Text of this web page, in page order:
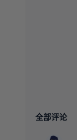
全部评论